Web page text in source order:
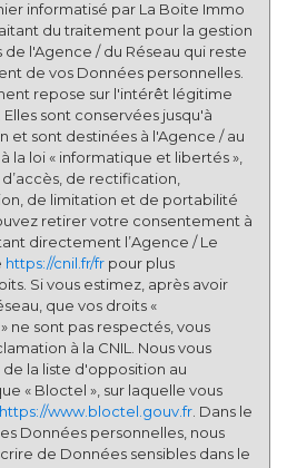
informatisé par La Boite Immo
du traitement pour la gestion
l'Agence / du Réseau qui reste
de vos Données personnelles.
repose sur l'intérêt légitime
sont conservées jusqu'à
et sont destinées à l'Agence / au
la loi « informatique et libertés »,
de rectification,
de limitation et de portabilité
retirer votre consentement à
directement l’Agence / Le
https://cnil.fr/fr pour plus
Si vous estimez, après avoir
que vos droits «
ne sont pas respectés, vous
à la CNIL. Nous vous
la liste d'opposition au
« Bloctel », sur laquelle vous
https://www.bloctel.gouv.fr. Dans le
Données personnelles, nous
de Données sensibles dans le